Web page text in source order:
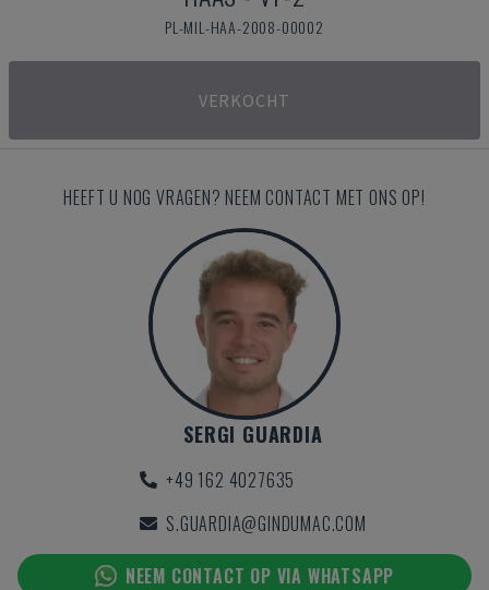
PL-MIL-HAA-2008-00002
VERKOCHT
HEEFT U NOG VRAGEN? NEEM CONTACT MET ONS OP!
SERGI GUARDIA
+49 162 4027635
S.GUARDIA@GINDUMAC.COM
NEEM CONTACT OP VIA WHATSAPP